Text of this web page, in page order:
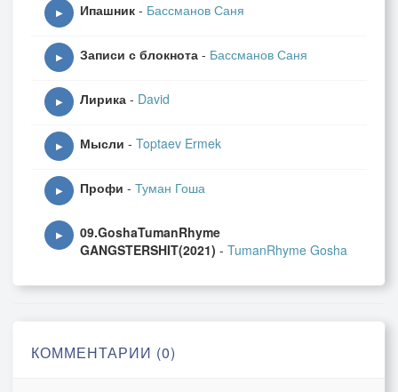
▶ Ипашник - Бассманов Саня
▶ Записи с блокнота - Бассманов Саня
▶ Лирика - David
▶ Мысли - Toptaev Ermek
▶ Профи - Туман Гоша
▶
09.GoshaTumanRhyme
GANGSTERSHIT(2021) - TumanRhyme Gosha
КОММЕНТАРИИ (0)